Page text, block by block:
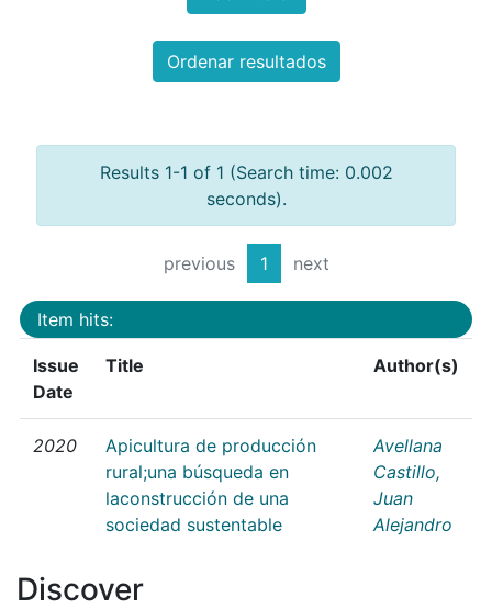
Ordenar resultados
Results 1-1 of 1 (Search time: 0.002
seconds).
previous 1 next
Item hits:
Issue
Date
Title Author(s)
2020
Apicultura de producción
rural;una búsqueda en
laconstrucción de una
sociedad sustentable
Avellana
Castillo,
Juan
Alejandro
Discover